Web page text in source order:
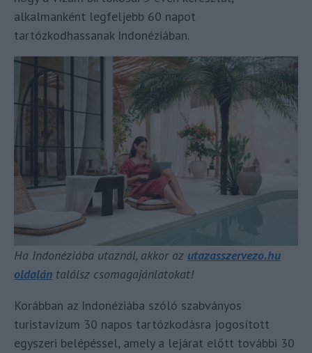
alkalmanként legfeljebb 60 napot
tartózkodhassanak Indonéziában.
Ha Indonéziába utaznál, akkor az utazasszervezo.hu
oldalán találsz csomagajánlatokat!
Korábban az Indonéziába szóló szabványos
turistavízum 30 napos tartózkodásra jogosított
egyszeri belépéssel, amely a lejárat előtt további 30